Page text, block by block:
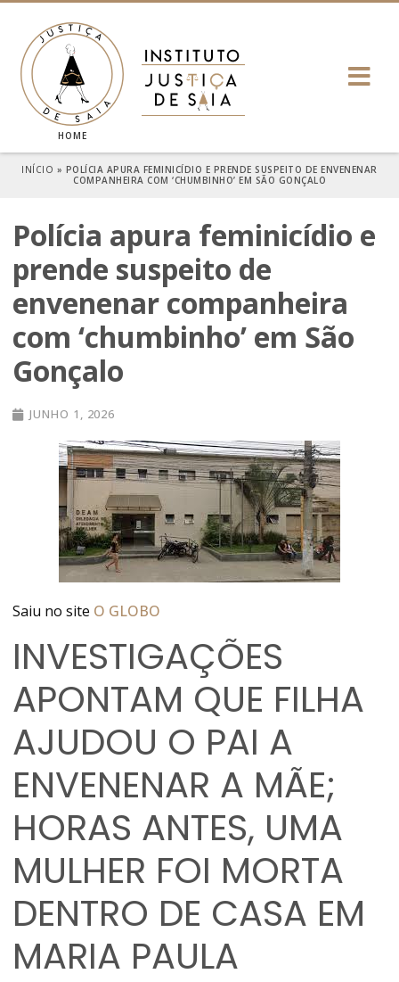
HOME
INÍCIO » POLÍCIA APURA FEMINICÍDIO E PRENDE SUSPEITO DE ENVENENAR
COMPANHEIRA COM ‘CHUMBINHO’ EM SÃO GONÇALO
Polícia apura feminicídio e
prende suspeito de
envenenar companheira
com ‘chumbinho’ em São
Gonçalo
JUNHO 1, 2026
Saiu no site O GLOBO
INVESTIGAÇÕES
APONTAM QUE FILHA
AJUDOU O PAI A
ENVENENAR A MÃE;
HORAS ANTES, UMA
MULHER FOI MORTA
DENTRO DE CASA EM
MARIA PAULA